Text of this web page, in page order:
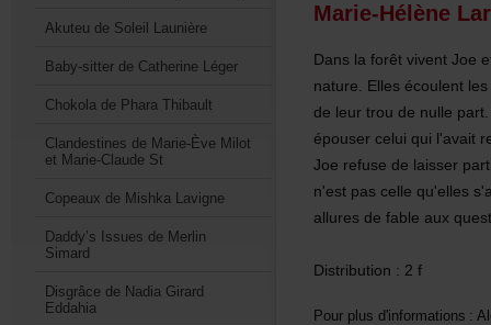
AkuteudeSoleilLaunière
Baby-sitterdeCatherineLéger
ChokoladePharaThibault
ClandestinesdeMarie-ÈveMilot
etMarie-ClaudeSt
CopeauxdeMishkaLavigne
Daddy’sIssuesdeMerlin
Simard
DisgrâcedeNadiaGirard
Eddahia
Marie-
Distribution:2f